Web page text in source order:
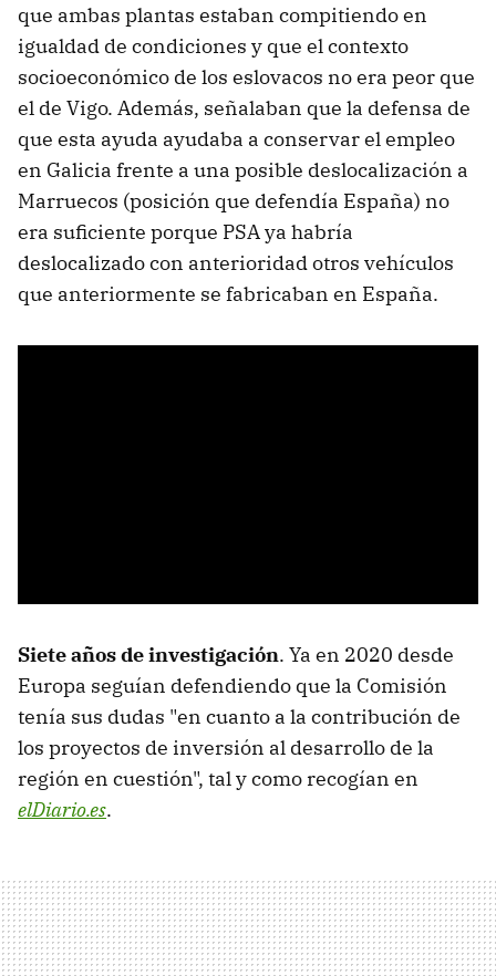
que ambas plantas estaban compitiendo en
igualdad de condiciones y que el contexto
socioeconómico de los eslovacos no era peor que
el de Vigo. Además, señalaban que la defensa de
que esta ayuda ayudaba a conservar el empleo
en Galicia frente a una posible deslocalización a
Marruecos (posición que defendía España) no
era suficiente porque PSA ya habría
deslocalizado con anterioridad otros vehículos
que anteriormente se fabricaban en España.
Siete años de investigación. Ya en 2020 desde
Europa seguían defendiendo que la Comisión
tenía sus dudas "en cuanto a la contribución de
los proyectos de inversión al desarrollo de la
región en cuestión", tal y como recogían en
elDiario.es.